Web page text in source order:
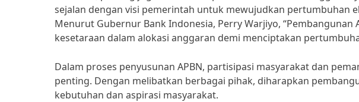
sejalan dengan visi pemerintah untuk mewujudkan pertumbuhan
Menurut Gubernur Bank Indonesia, Perry Warjiyo,
kesetaraan dalam alokasi anggaran demi menciptakan
Dalam proses penyusunan APBN, partisipasi masyarakat dan
penting. Dengan melibatkan berbagai pihak, diharapkan
kebutuhan dan aspirasi masyarakat.